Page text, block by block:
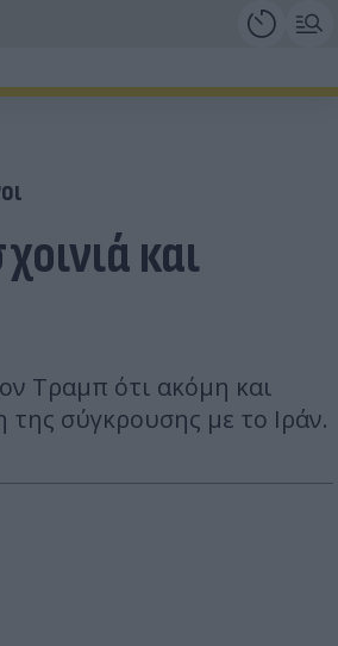
και
Τραμπ ότι ακόμη και
σύγκρουσης με το Ιράν.